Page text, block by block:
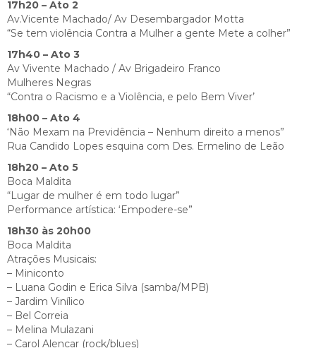
17h20 – Ato 2
Av.Vicente Machado/ Av Desembargador Motta
“Se tem violência Contra a Mulher a gente Mete a colher”
17h40 – Ato 3
Av Vivente Machado / Av Brigadeiro Franco
Mulheres Negras
“Contra o Racismo e a Violência, e pelo Bem Viver’
18h00 – Ato 4
‘Não Mexam na Previdência – Nenhum direito a menos”
Rua Candido Lopes esquina com Des. Ermelino de Leão
18h20 – Ato 5
Boca Maldita
“Lugar de mulher é em todo lugar”
Performance artística: ‘Empodere-se”
18h30 às 20h00
Boca Maldita
Atrações Musicais:
– Miniconto
– Luana Godin e Erica Silva (samba/MPB)
– Jardim Vinílico
– Bel Correia
– Melina Mulazani
– Carol Alencar (rock/blues)